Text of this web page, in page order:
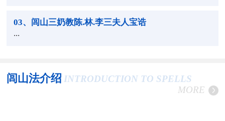
03、闾山三奶教陈.林.李三夫人宝诰
...
闾山法介绍 INTRODUCTION TO SPELLS
MORE